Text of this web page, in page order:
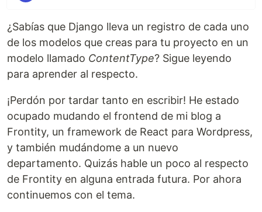
¿Sabías que Django lleva un registro de cada uno
de los modelos que creas para tu proyecto en un
modelo llamado ContentType? Sigue leyendo
para aprender al respecto.
¡Perdón por tardar tanto en escribir! He estado
ocupado mudando el frontend de mi blog a
Frontity, un framework de React para Wordpress,
y también mudándome a un nuevo
departamento. Quizás hable un poco al respecto
de Frontity en alguna entrada futura. Por ahora
continuemos con el tema.